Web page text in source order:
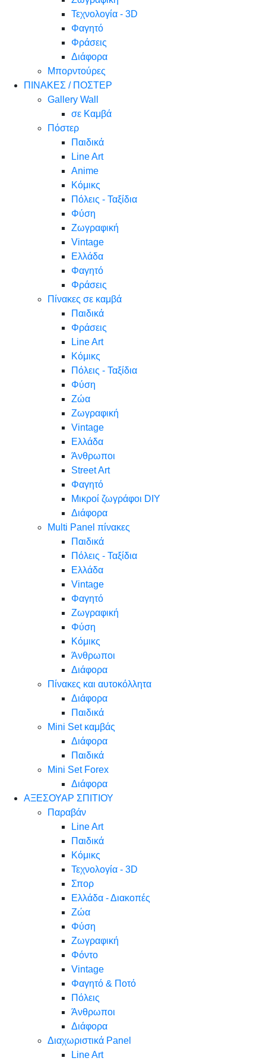
Τεχνολογία - 3D
Φαγητό
Φράσεις
Διάφορα
Μπορντούρες
ΠΙΝΑΚΕΣ / ΠΟΣΤΕΡ
Gallery Wall
σε Καμβά
Πόστερ
Παιδικά
Line Art
Anime
Κόμικς
Πόλεις - Ταξίδια
Φύση
Ζωγραφική
Vintage
Ελλάδα
Φαγητό
Φράσεις
Πίνακες σε καμβά
Παιδικά
Φράσεις
Line Art
Κόμικς
Πόλεις - Ταξίδια
Φύση
Ζώα
Ζωγραφική
Vintage
Ελλάδα
Άνθρωποι
Street Art
Φαγητό
Μικροί ζωγράφοι DIY
Διάφορα
Multi Panel πίνακες
Παιδικά
Πόλεις - Ταξίδια
Ελλάδα
Vintage
Φαγητό
Ζωγραφική
Φύση
Κόμικς
Άνθρωποι
Διάφορα
Πίνακες και αυτοκόλλητα
Διάφορα
Παιδικά
Mini Set καμβάς
Διάφορα
Παιδικά
Mini Set Forex
Διάφορα
ΑΞΕΣΟΥΑΡ ΣΠΙΤΙΟΥ
Παραβάν
Line Art
Παιδικά
Κόμικς
Τεχνολογία - 3D
Σπορ
Ελλάδα - Διακοπές
Ζώα
Φύση
Ζωγραφική
Φόντο
Vintage
Φαγητό & Ποτό
Πόλεις
Άνθρωποι
Διάφορα
Διαχωριστικά Panel
Line Art